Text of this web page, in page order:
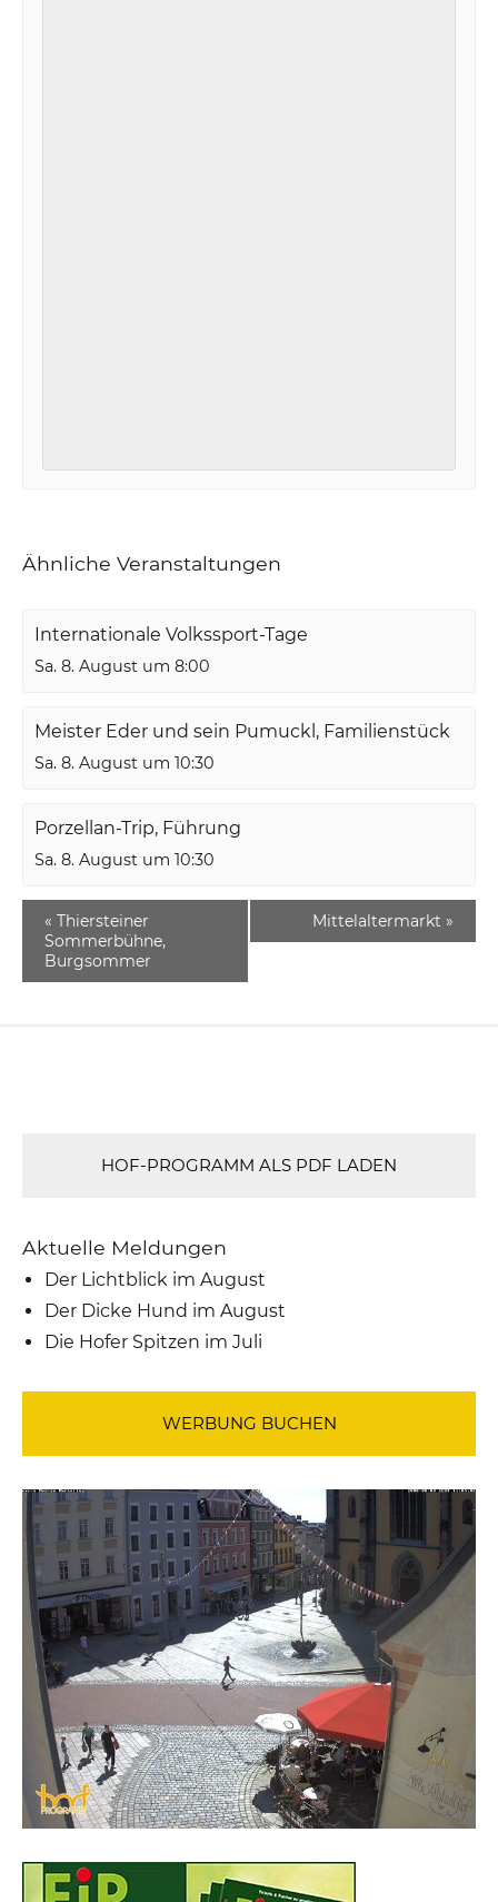
Ähnliche Veranstaltungen
Internationale Volkssport-Tage
Sa. 8. August um 8:00
Meister Eder und sein Pumuckl, Familienstück
Sa. 8. August um 10:30
Porzellan-Trip, Führung
Sa. 8. August um 10:30
« Thiersteiner
Sommerbühne,
Burgsommer
Mittelaltermarkt »
HOF-PROGRAMM ALS PDF LADEN
Aktuelle Meldungen
Der Lichtblick im August
Der Dicke Hund im August
Die Hofer Spitzen im Juli
WERBUNG BUCHEN